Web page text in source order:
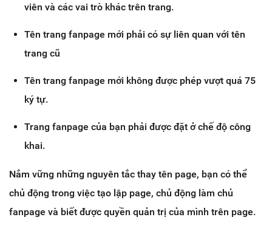
viên và các vai trò khác trên trang.
Tên trang fanpage mới phải có sự liên quan với tên
trang cũ
Tên trang fanpage mới không được phép vượt quá 75
ký tự.
Trang fanpage của bạn phải được đặt ở chế độ công
khai.
Nắm vững những nguyên tắc thay tên page, bạn có thể
chủ động trong việc tạo lập page, chủ động làm chủ
fanpage và biết được quyền quản trị của mình trên page.